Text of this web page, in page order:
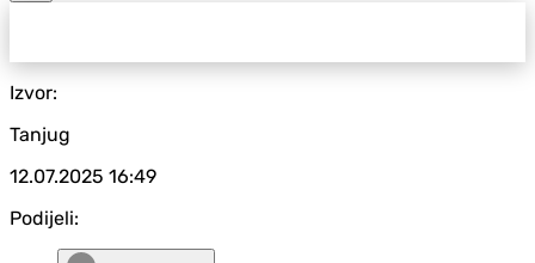
Izvor:
Tanjug
12.07.2025 16:49
Podijeli: